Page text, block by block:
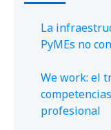
La
PyMEs no
We work: el
profesional